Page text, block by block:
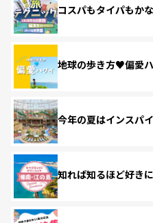
コスパもタイパもか
地球の歩き方♥偏愛
今年の夏はインスパ
知れば知るほど好き